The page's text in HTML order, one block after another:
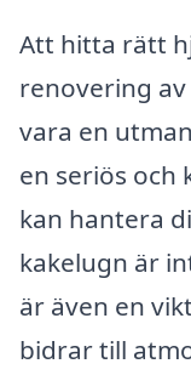
Att hitta rätt
renovering
vara en
en seriös och
kan hantera
kakelugn är
är även en
bidrar till